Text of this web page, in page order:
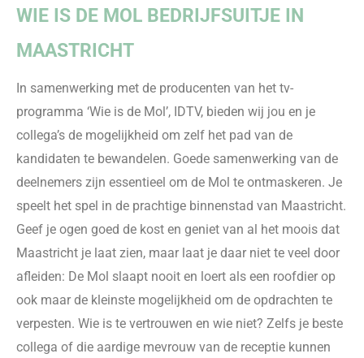
WIE IS DE MOL BEDRIJFSUITJE IN
MAASTRICHT
In samenwerking met de producenten van het tv-
programma ‘Wie is de Mol’, IDTV, bieden wij jou en je
collega’s de mogelijkheid om zelf het pad van de
kandidaten te bewandelen. Goede samenwerking van de
deelnemers zijn essentieel om de Mol te ontmaskeren. Je
speelt het spel in de prachtige binnenstad van Maastricht.
Geef je ogen goed de kost en geniet van al het moois dat
Maastricht je laat zien, maar laat je daar niet te veel door
afleiden: De Mol slaapt nooit en loert als een roofdier op
ook maar de kleinste mogelijkheid om de opdrachten te
verpesten. Wie is te vertrouwen en wie niet? Zelfs je beste
collega of die aardige mevrouw van de receptie kunnen